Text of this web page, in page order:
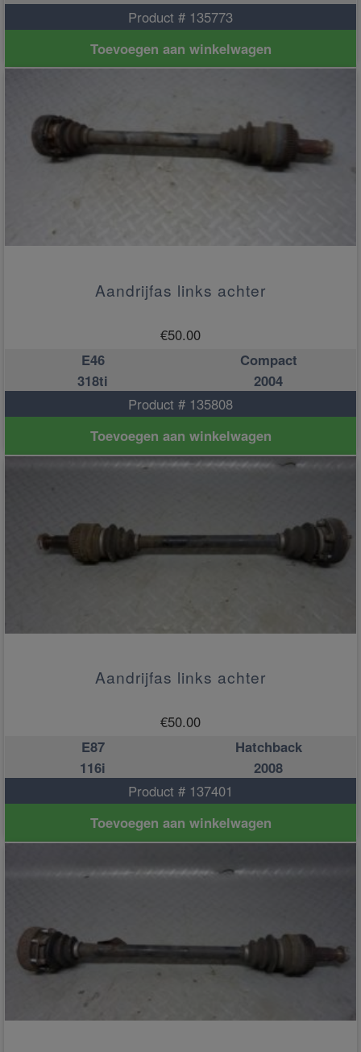
Product # 135773
Toevoegen aan winkelwagen
Aandrijfas links achter
€50.00
E46
Compact
318ti
2004
Product # 135808
Toevoegen aan winkelwagen
Aandrijfas links achter
€50.00
E87
Hatchback
116i
2008
Product # 137401
Toevoegen aan winkelwagen